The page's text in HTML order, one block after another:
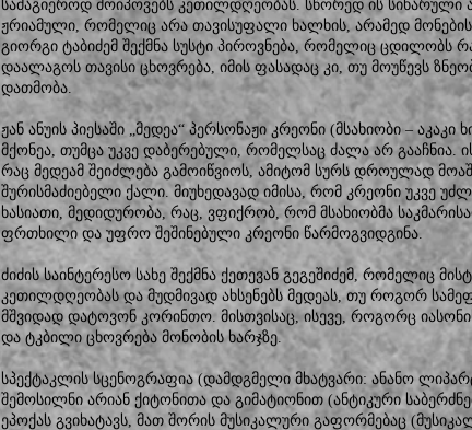
სამაგიეროდ მოიპოვებს კეთილდღეობას. სწორედ ის სიხარული
ჟრიამული, რომელიც არა თავისუფალი ხალხის, არამედ მონების
გიორგი ტაბიძემ შექმნა სუსტი პიროვნება, რომელიც ცდილობს
დაალაგოს თავისი ცხოვრება, იმის ფასადაც კი, თუ მოუწევს
დათმობა.
ჟან ანუის პიესაში „მედეა“ პერსონაჟი კრეონი (მსახიობი –
მქონეა, თუმცა უკვე დაბერებული, რომელსაც ძალა არ გააჩნია.
რაც მედეამ შეიძლება გამოიწვიოს, ამიტომ სურს დროულად
შურისმაძიებელი ქალი. მიუხედავად იმისა, რომ კრეონი უკვე
ხასიათი, მედიდურობა, რაც, ვფიქრობ, რომ მსახიობმა
ფრთხილი და უფრო შეშინებული კრეონი წარმოგვიდგინა.
ძიძის საინტერესო სახე შექმნა ქეთევან გეგეშიძემ, რომელიც
კეთილდღეობას და მუდმივად ახსენებს მედეას, თუ როგორ
მშვიდად დატოვონ კორინთო. მისთვისაც, ისევე, როგორც
და ტკბილი ცხოვრება მონობის ხარჯზე.
სპექტაკლის სცენოგრაფია (დამდგმელი მხატვარი: ანანო
შემოსილნი არიან ქიტონითა და გიმატიონით (ანტიკური
ეპოქას გვიხატავს, მათ შორის მუსიკალური გაფორმებაც